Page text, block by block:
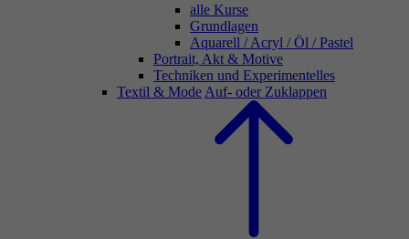
alle Kurse
Grundlagen
Aquarell / Acryl / Öl / Pastel
Portrait, Akt & Motive
Techniken und Experimentelles
Textil & Mode Auf- oder Zuklappen